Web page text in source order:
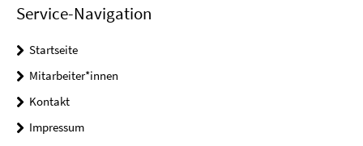
Service-Navigation
Startseite
Mitarbeiter*innen
Kontakt
Impressum